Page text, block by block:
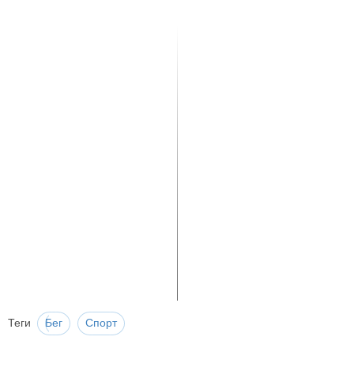
Теги Бег Спорт